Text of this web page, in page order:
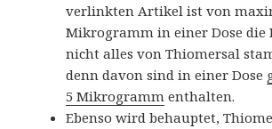
verlinkten Artikel ist von
Mikrogramm in einer Dose die
nicht alles von Thiomersal
denn davon sind in einer Dose
5 Mikrogramm enthalten.
Ebenso wird behauptet,